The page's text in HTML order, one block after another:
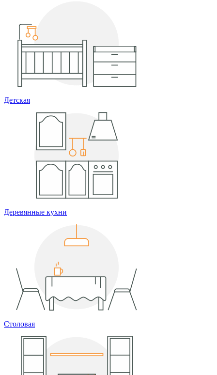
Детская
Деревянные кухни
Столовая